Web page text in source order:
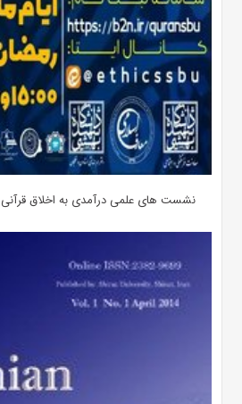
نشست های علمی درآمدی به اخلاق قرآنی